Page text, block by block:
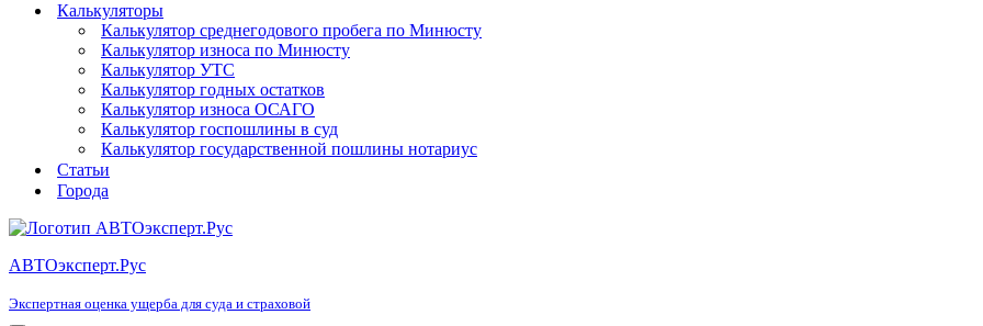
Калькуляторы
Калькулятор среднегодового пробега по Минюсту
Калькулятор износа по Минюсту
Калькулятор УТС
Калькулятор годных остатков
Калькулятор износа ОСАГО
Калькулятор госпошлины в суд
Калькулятор государственной пошлины нотариус
Статьи
Города
АВТОэксперт.Рус
Экспертная оценка ущерба для суда и страховой